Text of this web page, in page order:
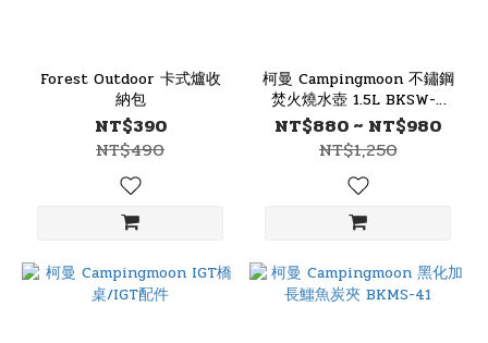
Forest Outdoor 卡式爐收
納包
NT$390
NT$490
柯曼 Campingmoon 不鏽鋼
焚火燒水壺 1.5L BKSW-6
SW-6
NT$880 ~ NT$980
NT$1,250